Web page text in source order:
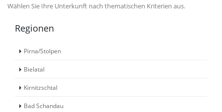
Wählen Sie Ihre Unterkunft nach thematischen Kriterien aus.
Regionen
Pirna/Stolpen
Bielatal
Kirnitzschtal
Bad Schandau